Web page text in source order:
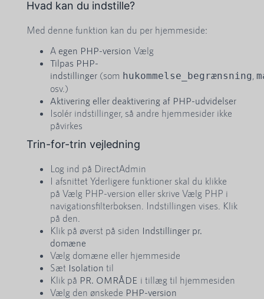
Hvad kan du indstille?
Med denne funktion kan du per hjemmeside:
A egen PHP-version Vælg
Tilpas PHP-
indstillinger (som hukommelse_begrænsning
osv.)
Aktivering eller deaktivering af PHP-udvidelser
Isolér indstillinger, så andre hjemmesider ikke
påvirkes
Trin-for-trin vejledning
Log ind på DirectAdmin
I afsnittet Yderligere funktioner skal du klikke
på Vælg PHP-version eller skrive Vælg PHP i
navigationsfilterboksen. Indstillingen vises. Klik
på den.
Klik på øverst på siden Indstillinger pr.
domæne
Vælg domæne eller hjemmeside
Sæt Isolation til
Klik på PR. OMRÅDE i tillæg til hjemmesiden
Vælg den ønskede PHP-version